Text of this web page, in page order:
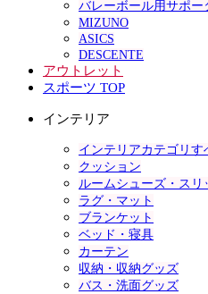
バレーボール用サポー
MIZUNO
ASICS
DESCENTE
アウトレット
スポーツ TOP
インテリア
インテリアカテゴリす
クッション
ルームシューズ・スリ
ラグ・マット
ブランケット
ベッド・寝具
カーテン
収納・収納グッズ
バス・洗面グッズ